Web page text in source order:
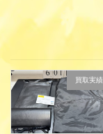
買取実績